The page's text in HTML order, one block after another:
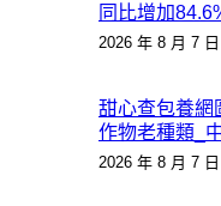
同比增加
2026 年 8 月 7 日
甜心查包養網
作物老種類_
2026 年 8 月 7 日